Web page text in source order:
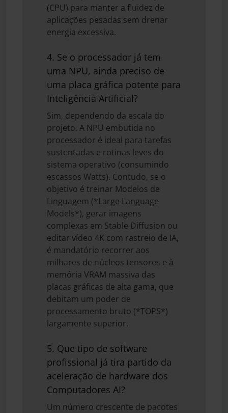
(CPU) para manter a fluidez de
aplicações pesadas sem drenar
energia excessiva.
4. Se o processador já tem
uma NPU, ainda preciso de
uma placa gráfica potente para
Inteligência Artificial?
Sim, dependendo da escala do
projeto. A NPU embutida no
processador é ideal para tarefas
sustentadas e rotinas leves do
sistema operativo (consumindo
escassos Watts). Contudo, se o
objetivo é treinar Modelos de
Linguagem (*Large Language
Models*), gerar imagens
complexas em Stable Diffusion ou
editar vídeo 4K com rastreio de IA,
é mandatório recorrer aos
milhares de núcleos tensores e à
memória VRAM massiva das
placas gráficas de alta gama, que
debitam um poder de
processamento bruto (*TOPS*)
largamente superior.
5. Que tipo de software
profissional já tira partido da
aceleração de hardware dos
Computadores AI?
Um número crescente de pacotes